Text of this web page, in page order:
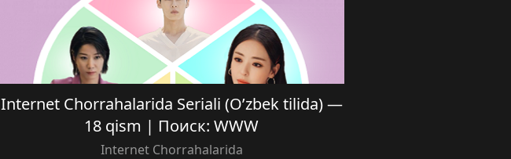
Internet Chorrahalarida Seriali (O’zbek tilida) —
18 qism | Поиск: WWW
Internet Chorrahalarida